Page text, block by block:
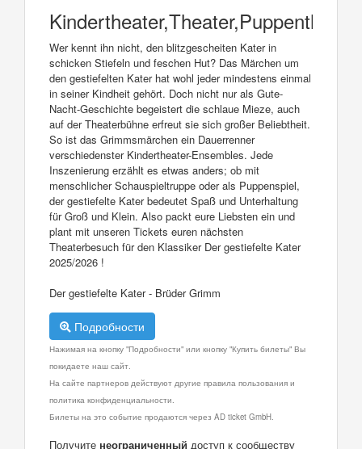
Wer kennt ihn nicht, den blitzgescheiten Kater in
schicken Stiefeln und feschen Hut? Das Märchen um
den gestiefelten Kater hat wohl jeder mindestens einmal
in seiner Kindheit gehört. Doch nicht nur als Gute-
Nacht-Geschichte begeistert die schlaue Mieze, auch
auf der Theaterbühne erfreut sie sich großer Beliebtheit.
So ist das Grimmsmärchen ein Dauerrenner
verschiedenster Kindertheater-Ensembles. Jede
Inszenierung erzählt es etwas anders; ob mit
menschlicher Schauspieltruppe oder als Puppenspiel,
der gestiefelte Kater bedeutet Spaß und Unterhaltung
für Groß und Klein. Also packt eure Liebsten ein und
plant mit unseren Tickets euren nächsten
Theaterbesuch für den Klassiker Der gestiefelte Kater
2025/2026 !
Der gestiefelte Kater - Brüder Grimm
Подробности
Нажимая на кнопку "Подробности" или кнопку "Купить билеты" Вы
покидаете наш сайт.
На сайте партнеров действуют другие правила пользования и
политика конфиденциальности.
Билеты на это событие продаются через AD ticket GmbH.
Получите неограниченный доступ к сообществу